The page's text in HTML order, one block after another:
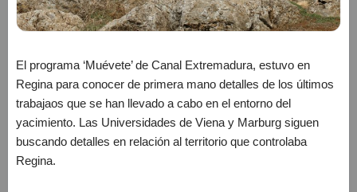
El programa ‘Muévete’ de Canal Extremadura, estuvo en
Regina para conocer de primera mano detalles de los últimos
trabajaos que se han llevado a cabo en el entorno del
yacimiento. Las Universidades de Viena y Marburg siguen
buscando detalles en relación al territorio que controlaba
Regina.